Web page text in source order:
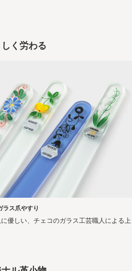
しく労わる
ス爪やすり
優しい、チェコのガラス工芸職人による上